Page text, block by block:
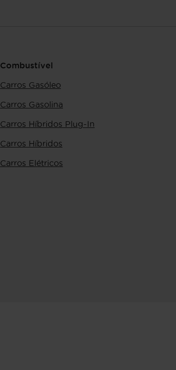
Combustível
Carros Gasóleo
Carros Gasolina
Carros Híbridos Plug-In
Carros Híbridos
Carros Elétricos